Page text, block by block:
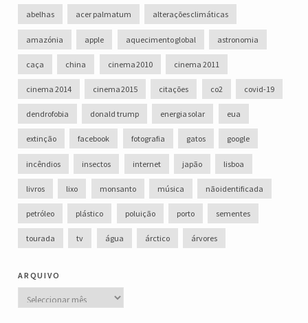
abelhas acer palmatum alterações climáticas
amazónia apple aquecimento global astronomia
caça china cinema 2010 cinema 2011
cinema 2014 cinema 2015 citações co2 covid-19
dendrofobia donald trump energia solar eua
extinção facebook fotografia gatos google
incêndios insectos internet japão lisboa
livros lixo monsanto música não identificada
petróleo plástico poluição porto sementes
tourada tv água árctico árvores
arquivo